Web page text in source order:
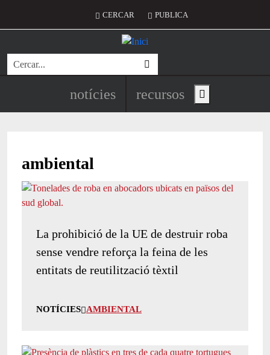
Menú del compte d'usuari
CERCAR PUBLICA
Cerca
Navegació principal de
notícies recursos Show main menu
ambiental
La prohibició de la UE de destruir roba
sense vendre reforça la feina de les
entitats de reutilització tèxtil
NOTÍCIES AMBIENTAL